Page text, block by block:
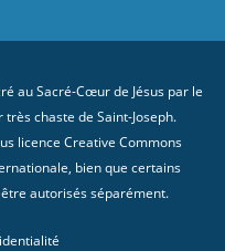
au Sacré-Cœur de Jésus par le
chaste de Saint-Joseph.
licence Creative Commons
, bien que certains
autorisés séparément.